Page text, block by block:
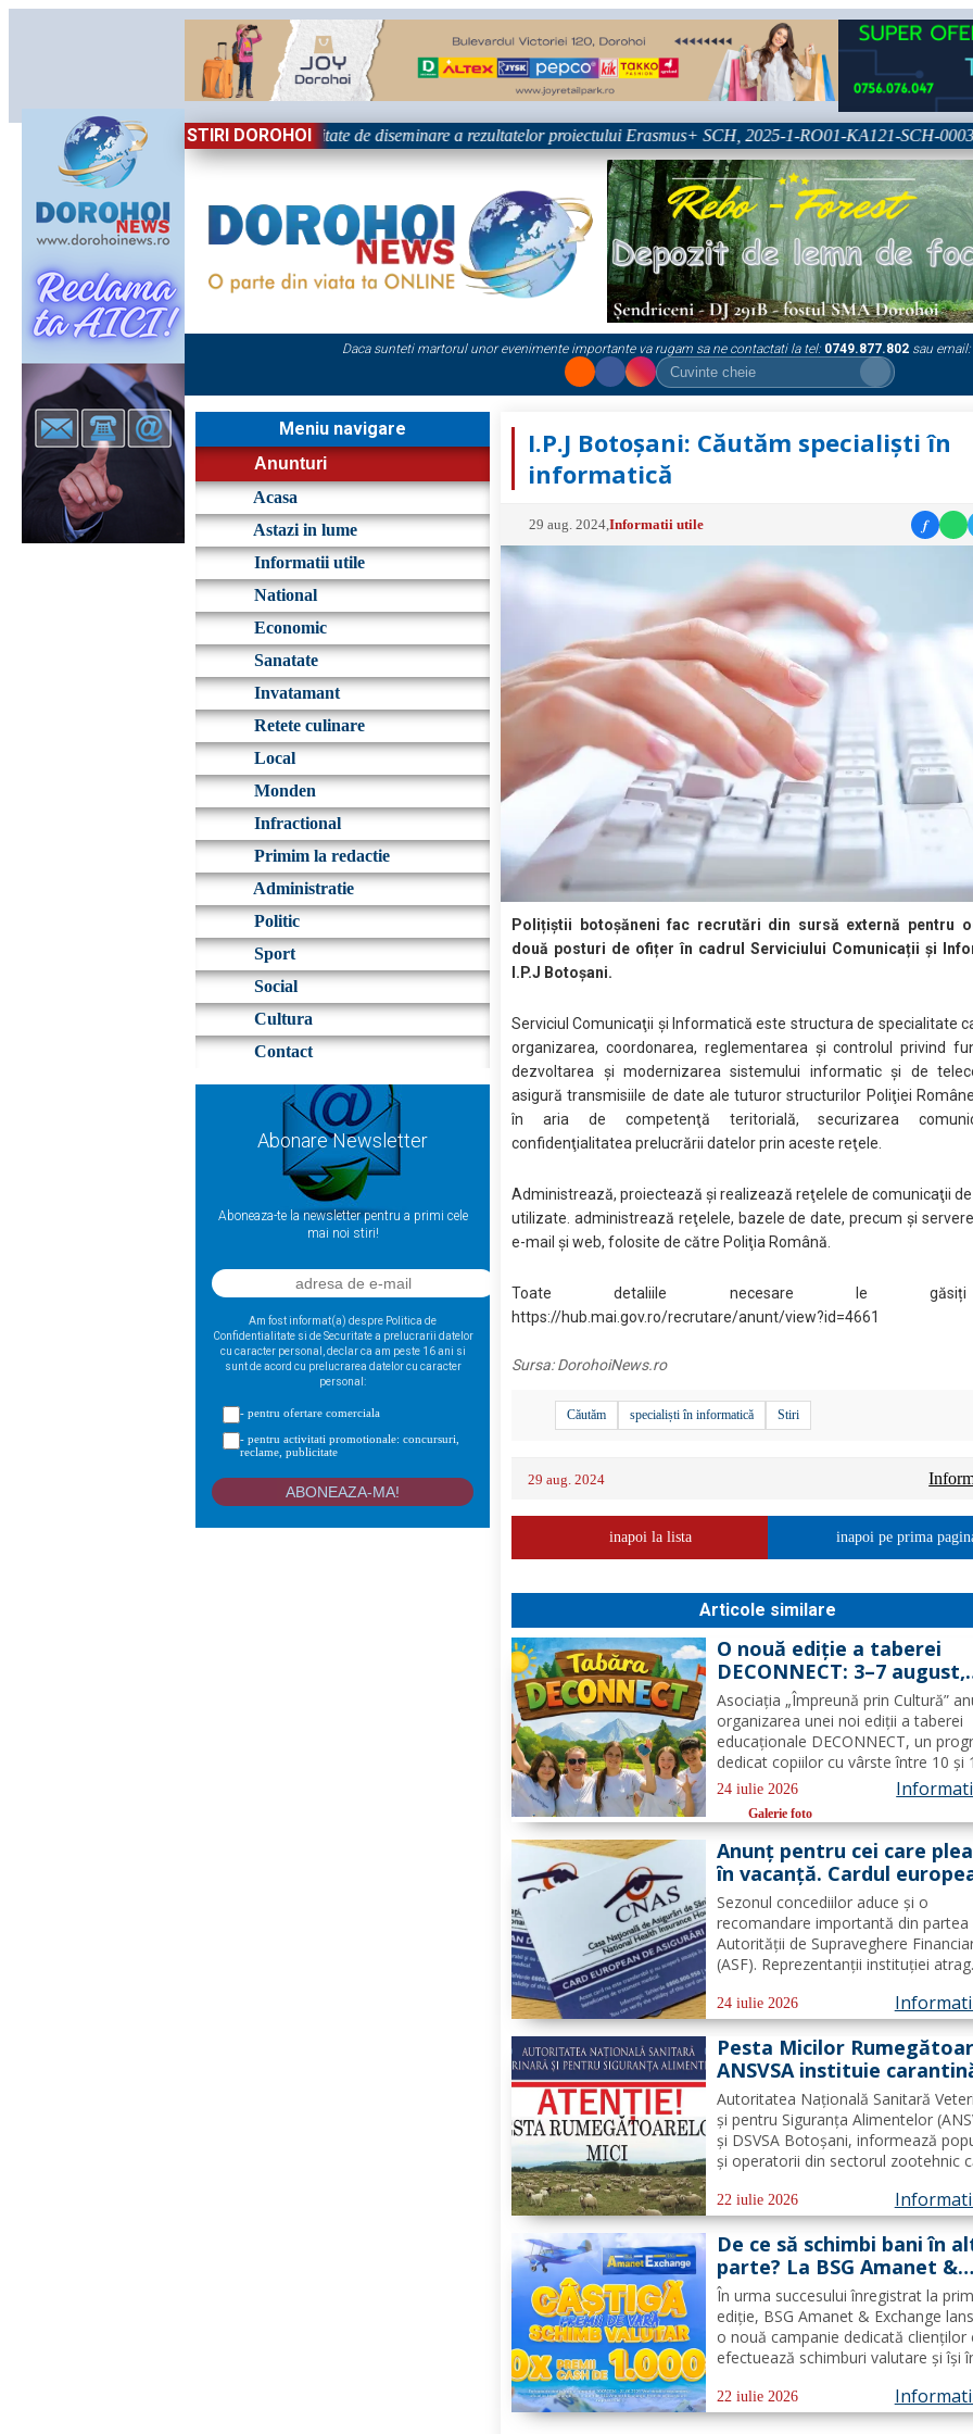
STIRI DOROHOI
„Grigore Ghica” Dorohoi - Activitate de diseminare a rezultatelor proiectului Erasmus+ SCH, 2025-1-RO01-KA121-SCH-000333361
Daca sunteti martorul unor evenimente importante va rugam sa ne contactati la tel: 0749.877.802 sau email:
Meniu navigare
Anunturi
Acasa
Astazi in lume
Informatii utile
National
Economic
Sanatate
Invatamant
Retete culinare
Local
Monden
Infractional
Primim la redactie
Administratie
Politic
Sport
Social
Cultura
Contact
Abonare Newsletter
Aboneaza-te la newsletter pentru a primi cele
mai noi stiri!
Am fost informat(a) despre Politica de
Confidentialitate si de Securitate a prelucrarii datelor
cu caracter personal, declar ca am peste 16 ani si
sunt de acord cu prelucrarea datelor cu caracter
personal:
- pentru ofertare comerciala
- pentru activitati promotionale: concursuri,
reclame, publicitate
I.P.J Botoșani: Căutăm specialiști în
informatică
29 aug. 2024 ,Informatii utile f
Polițiștii botoșăneni fac recrutări din sursă externă pentru
două posturi de ofițer în cadrul Serviciului Comunicații și
I.P.J Botoșani.
Serviciul Comunicaţii şi Informatică este structura de specialitate
organizarea, coordonarea, reglementarea şi controlul privind
dezvoltarea şi modernizarea sistemului informatic şi de
asigură transmisiile de date ale tuturor structurilor Poliţiei
în aria de competenţă teritorială, securizarea
confidenţialitatea prelucrării datelor prin aceste reţele.
Administrează, proiectează şi realizează reţelele de comunicaţii
utilizate. administrează reţelele, bazele de date, precum şi
e-mail şi web, folosite de către Poliţia Română.
Toate detaliile necesare le
https://hub.mai.gov.ro/recrutare/anunt/view?id=4661
Sursa:DorohoiNews.ro
Căutăm specialiști în informatică Stiri
29 aug. 2024
inapoi la lista inapoi pe prima
Articole similare
O nouă ediție a taberei
DECONNECT: 3–7 august,
Poiana Negrii
Asociația „Împreună prin Cultură”
organizarea unei noi ediții a taberei
educaționale DECONNECT, un
dedicat copiilor cu vârste între 10 și
ani, axat pe dezvoltare personală,
cooperare, activități outdoor și
deconectare totală de la telefon. O
cu sens, nu doar o vacanță!...
24 iulie 2026
Galerie foto
Anunț pentru cei care
în vacanță. Cardul
de sănătate are limite
importante. Greșeala care
poate costa mii de euro
Sezonul concediilor aduce și o
recomandare importantă din partea
Autorității de Supraveghere
(ASF). Reprezentanții instituției atrag
evita costuri uriașe în cazul unor
probleme medicale, al anulării
sau al pierderii bagajelor....
24 iulie 2026
Pesta Micilor
ANSVSA instituie
internă de 30 de zile
ovine și caprine
Autoritatea Națională Sanitară
și pentru Siguranța Alimentelor
și DSVSA Botoșani, informează
și operatorii din sectorul zootehnic
pe întreg teritoriul României.
emisă de Comitetul Național pentru
Situații de...
22 iulie 2026
De ce să schimbi bani în
parte? La BSG Amanet &
Exchange poți câștiga
de euro cash!
În urma succesului înregistrat la
ediție, BSG Amanet & Exchange
o nouă campanie dedicată clienților
efectuează schimburi valutare și își
Operațiunile pot fi realizate în
perioada 20 iulie - 22 august 2026,
22 iulie 2026